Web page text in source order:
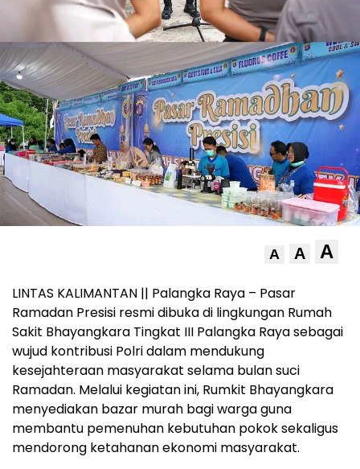
A A A
LINTAS KALIMANTAN || Palangka Raya – Pasar
Ramadan Presisi resmi dibuka di lingkungan Rumah
Sakit Bhayangkara Tingkat III Palangka Raya sebagai
wujud kontribusi Polri dalam mendukung
kesejahteraan masyarakat selama bulan suci
Ramadan. Melalui kegiatan ini, Rumkit Bhayangkara
menyediakan bazar murah bagi warga guna
membantu pemenuhan kebutuhan pokok sekaligus
mendorong ketahanan ekonomi masyarakat.